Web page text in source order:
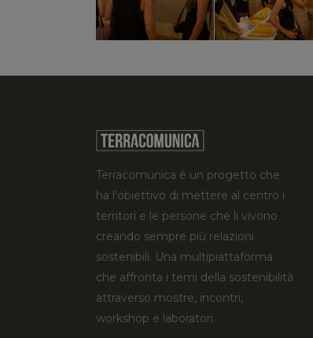
Terracomunica è un progetto che
ha l’obiettivo di mettere al centro i
territori e le persone che li vivono
creando sempre più relazioni
sostenibili. Una multipiattaforma
che affronta i temi della sostenibilità
attraverso mostre, incontri,
workshop e laboratori.